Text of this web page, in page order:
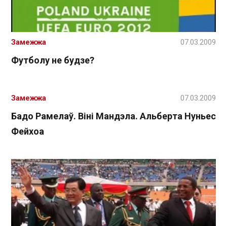
Футболу не будзе?
Замежжа 07.03.2009
Бадо Рамелаў. Віні Мандэла. Альберта Нуньес
Фейхоа
Замежжа 07.03.2009